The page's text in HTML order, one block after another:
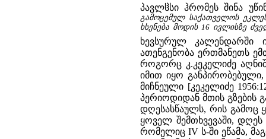
პავლჱსი ჰრომეს შინა
გამოცემულ საქათველოს
ხსენება მოდის 16 ივლისზე
ხევსურულ
ათენგენობა ერთმანეთს
როგორც კ.კეკელიძე
იმით იყო
მიჩნეული [კეკელიძე
პერიოდიდან მთის გზების
დღესასწაულს, რის გამოც
ყოველ შემთხვევაში,
რომელიც IV ს-ში ეწამა,